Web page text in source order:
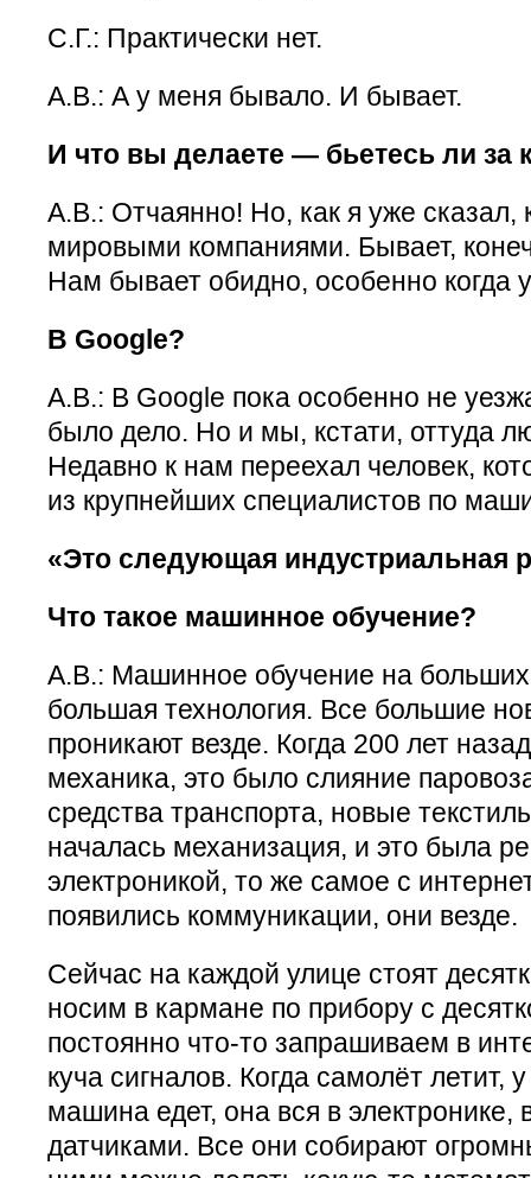
С.Г.: Практически нет.
А.В.: А у меня бывало. И бывает.
И что вы делаете — бьетесь ли за
А.В.: Отчаянно! Но, как я уже сказал,
мировыми компаниями. Бывает,
Нам бывает обидно, особенно когда
В Google?
А.В.: В Google пока особенно не
было дело. Но и мы, кстати, оттуда
Недавно к нам переехал человек,
из крупнейших специалистов по
«Это следующая индустриальная
Что такое машинное обучение?
А.В.: Машинное обучение на
большая технология. Все большие
проникают везде. Когда 200 лет
механика, это было слияние
средства транспорта, новые
началась механизация, и это была
электроникой, то же самое с
появились коммуникации, они везде.
Сейчас на каждой улице стоят
носим в кармане по прибору с
постоянно что-то запрашиваем в
куча сигналов. Когда самолёт летит,
машина едет, она вся в электронике,
датчиками. Все они собирают